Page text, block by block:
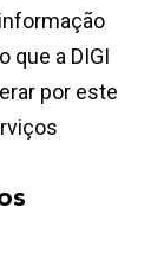
que a DIGI
por este